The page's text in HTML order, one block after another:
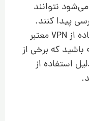
نتوانند
پیدا کنند.
برای حل این مشکل، نیاز به استفاده از VPN معتبر
که برخی از
استفاده از